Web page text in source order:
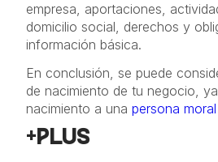
empresa, aportaciones,
domicilio social, derechos y
información básica.
En conclusión, se puede
de nacimiento de tu negocio,
nacimiento a una persona moral
+PLUS